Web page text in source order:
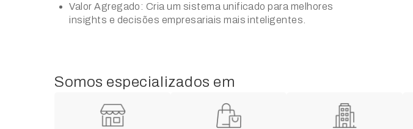
Valor Agregado: Cria um sistema unificado para melhores
insights e decisões empresariais mais inteligentes.
Somos especializados em